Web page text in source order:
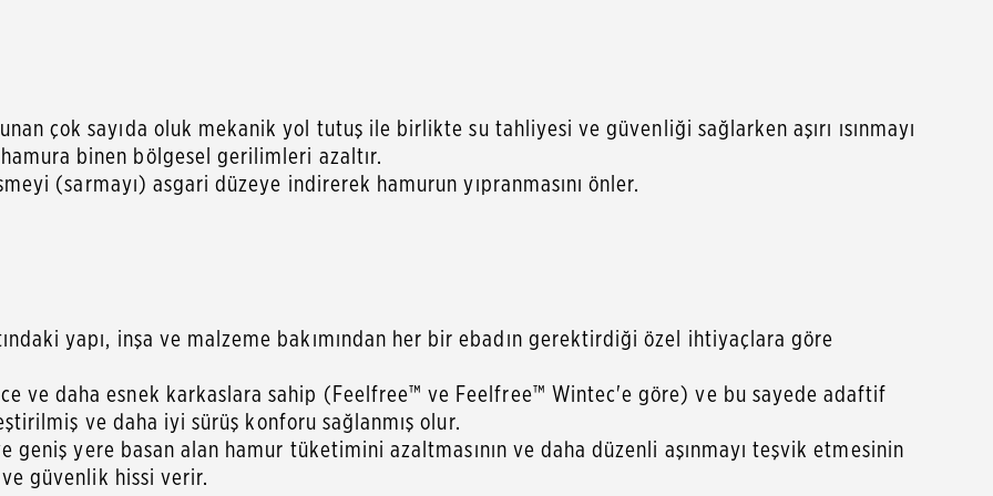
çok sayıda oluk mekanik yol tutuş ile birlikte su tahliyesi ve güvenliği sağlarken aşırı ısınmayı
binen bölgesel gerilimleri azaltır.
(sarmayı) asgari düzeye indirerek hamurun yıpranmasını önler.
yapı, inşa ve malzeme bakımından her bir ebadın gerektirdiği özel ihtiyaçlara göre
ve daha esnek karkaslara sahip (Feelfree™ ve Feelfree™ Wintec'e göre) ve bu sayede adaftif
ve daha iyi sürüş konforu sağlanmış olur.
geniş yere basan alan hamur tüketimini azaltmasının ve daha düzenli aşınmayı teşvik etmesinin
güvenlik hissi verir.